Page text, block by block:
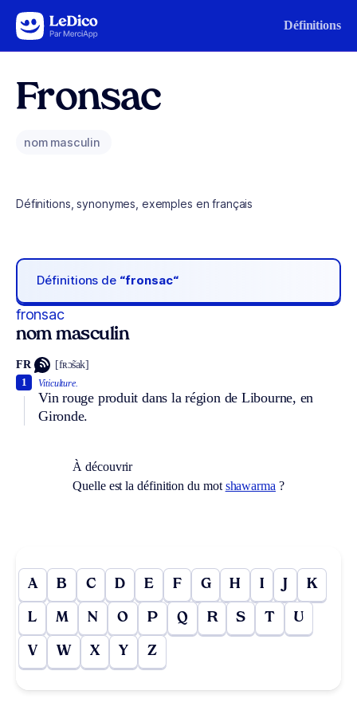
Aller au contenu Définitions
Fronsac
nom masculin
Définitions, synonymes, exemples en français
Définitions de “fronsac“
fronsac
nom masculin
FR [fʀɔ̃sak]
Viticulture.
Vin rouge produit dans la région de Libourne, en
Gironde.
1
À découvrir
Quelle est la définition du mot shawarma ?
A B C D E F G H I J K
L M N O P Q R S T U
V W X Y Z